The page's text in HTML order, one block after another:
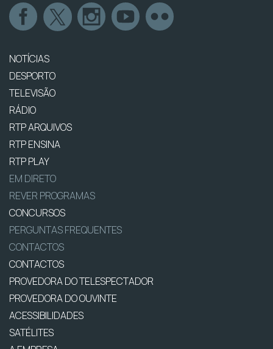
NOTÍCIAS
DESPORTO
TELEVISÃO
RÁDIO
RTP ARQUIVOS
RTP ENSINA
RTP PLAY
EM DIRETO
REVER PROGRAMAS
CONCURSOS
PERGUNTAS FREQUENTES
CONTACTOS
CONTACTOS
PROVEDORA DO TELESPECTADOR
PROVEDORA DO OUVINTE
ACESSIBILIDADES
SATÉLITES